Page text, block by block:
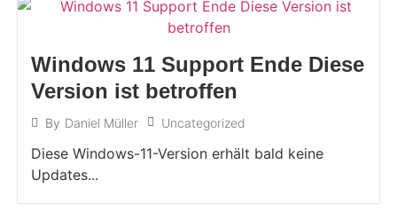
Windows 11 Support Ende Diese
Version ist betroffen
By Daniel Müller Uncategorized
Diese Windows-11-Version erhält bald keine
Updates...